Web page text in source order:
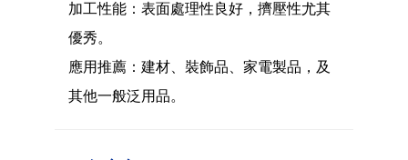
加工性能：表面處理性良好，擠壓性尤其
優秀。
應用推薦：建材、裝飾品、家電製品，及
其他一般泛用品。